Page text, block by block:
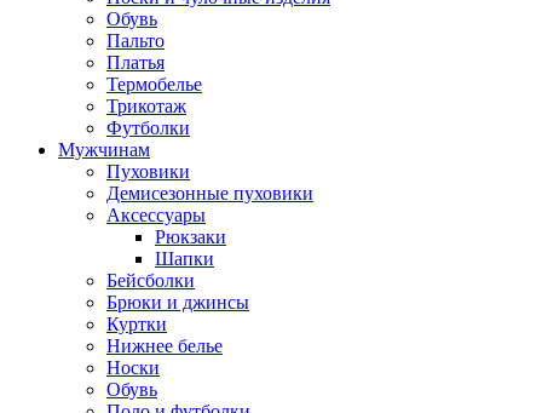
Обувь
Пальто
Платья
Термобелье
Трикотаж
Футболки
Мужчинам
Пуховики
Демисезонные пуховики
Аксессуары
Рюкзаки
Шапки
Бейсболки
Брюки и джинсы
Куртки
Нижнее белье
Носки
Обувь